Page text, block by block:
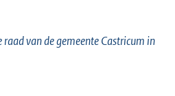
van de gemeente Castricum in